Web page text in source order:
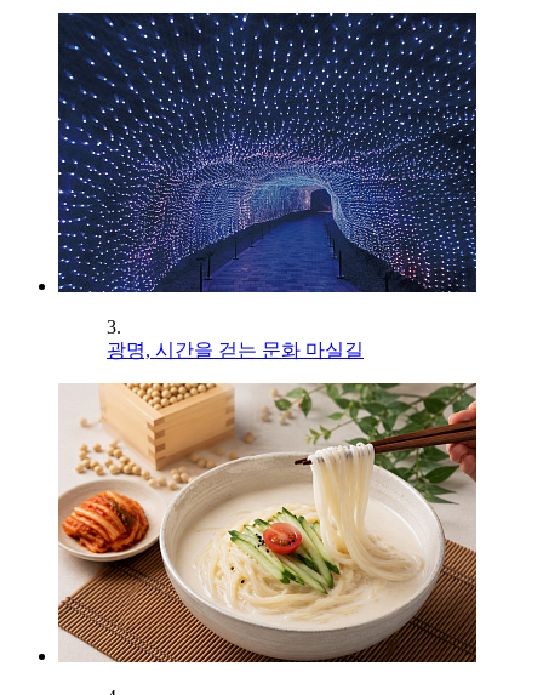
3.
광명, 시간을 걷는 문화 마실길